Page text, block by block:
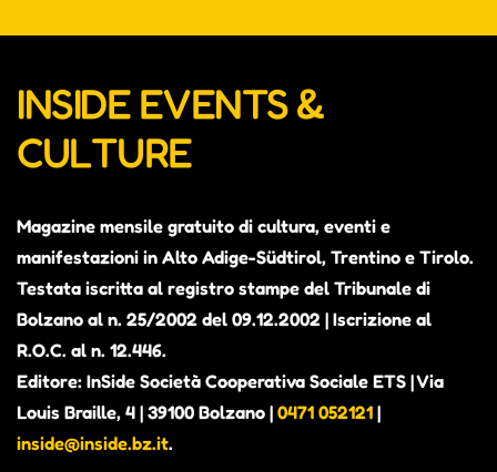
INSIDE EVENTS &
CULTURE
Magazine mensile gratuito di cultura, eventi e
manifestazioni in Alto Adige-Südtirol, Trentino e Tirolo.
Testata iscritta al registro stampe del Tribunale di
Bolzano al n. 25/2002 del 09.12.2002 | Iscrizione al
R.O.C. al n. 12.446.
Editore: InSide Società Cooperativa Sociale ETS | Via
Louis Braille, 4 | 39100 Bolzano | 0471 052121 |
inside@inside.bz.it.